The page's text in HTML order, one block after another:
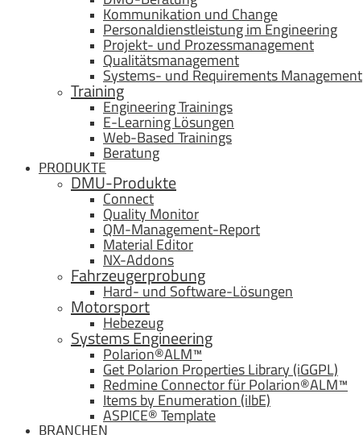
Kommunikation und Change
Personaldienstleistung im Engineering
Projekt- und Prozessmanagement
Qualitätsmanagement
Systems- und Requirements Management
Training
Engineering Trainings
E-Learning Lösungen
Web-Based Trainings
Beratung
PRODUKTE
DMU-Produkte
Connect
Quality Monitor
QM-Management-Report
Material Editor
NX-Addons
Fahrzeugerprobung
Hard- und Software-Lösungen
Motorsport
Hebezeug
Systems Engineering
Polarion®ALM™
Get Polarion Properties Library (iGGPL)
Redmine Connector für Polarion®ALM™
Items by Enumeration (iIbE)
ASPICE® Template
BRANCHEN